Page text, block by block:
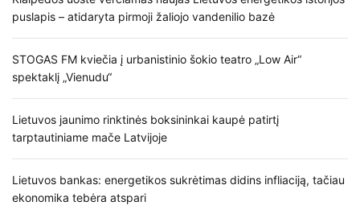
puslapis – atidaryta pirmoji žaliojo vandenilio bazė
STOGAS FM kviečia į urbanistinio šokio teatro „Low Air“
spektaklį „Vienudu“
Lietuvos jaunimo rinktinės boksininkai kaupė patirtį
tarptautiniame mače Latvijoje
Lietuvos bankas: energetikos sukrėtimas didins infliaciją, tačiau
ekonomika tebėra atspari